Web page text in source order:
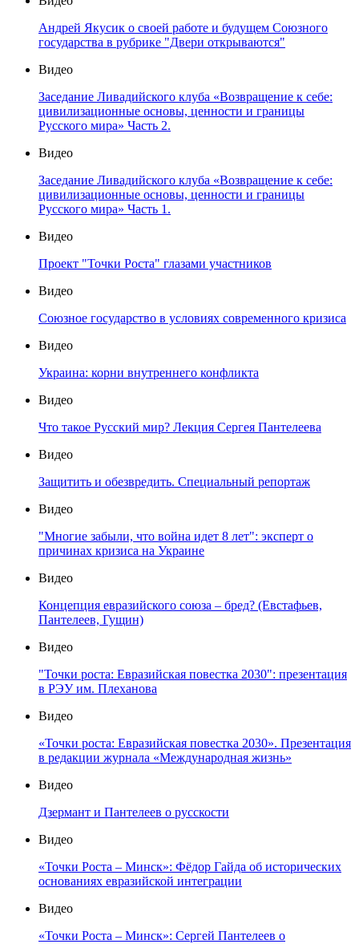
Андрей Якусик о своей работе и будущем Союзного
государства в рубрике "Двери открываются"
Видео
Заседание Ливадийского клуба «Возвращение к себе:
цивилизационные основы, ценности и границы
Русского мира» Часть 2.
Видео
Заседание Ливадийского клуба «Возвращение к себе:
цивилизационные основы, ценности и границы
Русского мира» Часть 1.
Видео
Проект "Точки Роста" глазами участников
Видео
Союзное государство в условиях современного кризиса
Видео
Украина: корни внутреннего конфликта
Видео
Что такое Русский мир? Лекция Сергея Пантелеева
Видео
Защитить и обезвредить. Специальный репортаж
Видео
"Многие забыли, что война идет 8 лет": эксперт о
причинах кризиса на Украине
Видео
Концепция евразийского союза – бред? (Евстафьев,
Пантелеев, Гущин)
Видео
"Точки роста: Евразийская повестка 2030": презентация
в РЭУ им. Плеханова
Видео
«Точки роста: Евразийская повестка 2030». Презентация
в редакции журнала «Международная жизнь»
Видео
Дзермант и Пантелеев о русскости
Видео
«Точки Роста – Минск»: Фёдор Гайда об исторических
основаниях евразийской интеграции
Видео
«Точки Роста – Минск»: Сергей Пантелеев о